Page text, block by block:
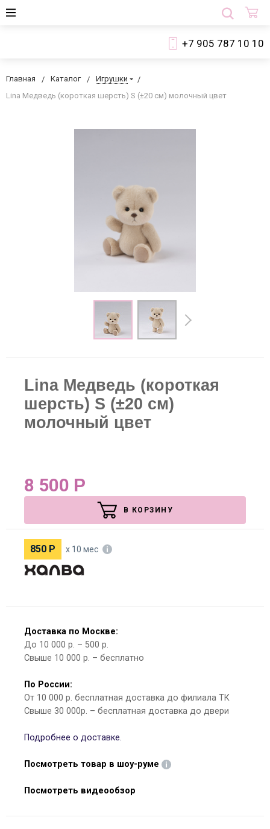
+7 905 787 10 10
Главная Каталог
Игрушки
Lina Медведь (короткая шерсть) S (±20 см) молочный цвет
Lina Медведь (короткая
шерсть) S (±20 см)
молочный цвет
8 500 Р
В КОРЗИНУ
850 Р х 10 мес
Доставка по Москве:
До 10 000 р. – 500 р.
Свыше 10 000 р. – бесплатно
По России:
От 10 000 р. бесплатная доставка до филиала ТК
Свыше 30 000р. – бесплатная доставка до двери
Подробнее о доставке.
Посмотреть товар в шоу-руме
Посмотреть видеообзор